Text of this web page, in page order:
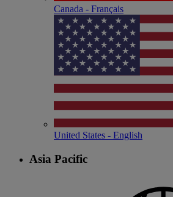
Canada - Français
United States - English
Asia Pacific